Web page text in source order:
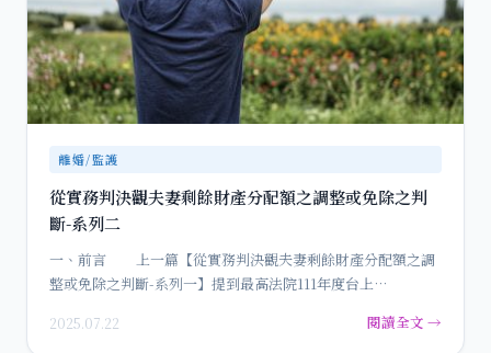
離婚/監護
從實務判決觀夫妻剩餘財產分配額之調整或免除之判
斷-系列二
一、前言 上一篇【從實務判決觀夫妻剩餘財產分配額之調
整或免除之判斷-系列一】提到最高法院111年度台上…
2025.07.22 閱讀全文 →